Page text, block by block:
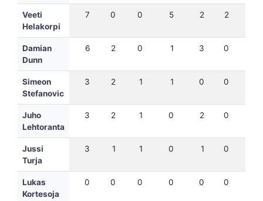
Veeti
Helakorpi
7 0 0 5 2 2
Damian
Dunn
6 2 0 1 3 0
Simeon
Stefanovic
3 2 1 1 0 0
Juho
Lehtoranta
3 2 1 0 2 0
Jussi
Turja
3 1 1 0 1 0
Lukas
Kortesoja
0 0 0 0 0 0